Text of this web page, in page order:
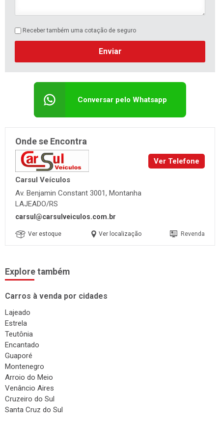
Receber também uma cotação de seguro
Enviar
Conversar pelo Whatsapp
Onde se Encontra
Ver Telefone
Carsul Veículos
Av. Benjamin Constant 3001, Montanha
LAJEADO/RS
carsul@carsulveiculos.com.br
Ver estoque Ver localização Revenda
Explore também
Carros à venda por cidades
Lajeado
Estrela
Teutônia
Encantado
Guaporé
Montenegro
Arroio do Meio
Venâncio Aires
Cruzeiro do Sul
Santa Cruz do Sul